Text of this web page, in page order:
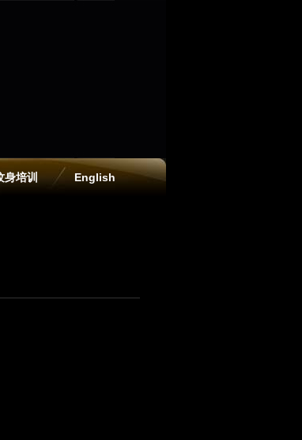
身培训 English